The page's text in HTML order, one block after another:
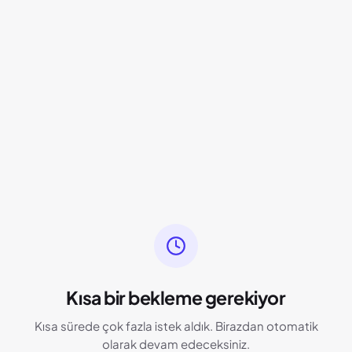
Kısa bir bekleme gerekiyor
Kısa sürede çok fazla istek aldık. Birazdan otomatik
olarak devam edeceksiniz.